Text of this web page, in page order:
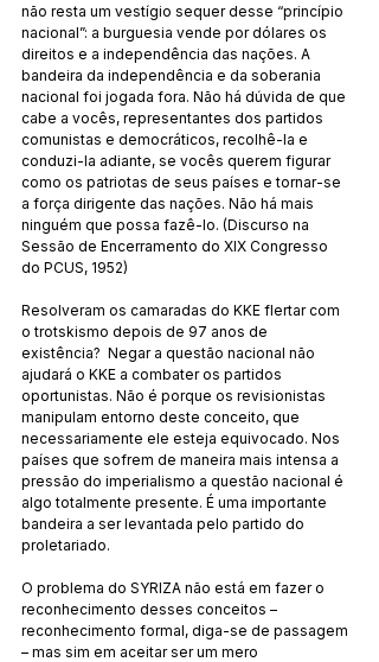
não resta um vestígio sequer desse “princípio
nacional”: a burguesia vende por dólares os
direitos e a independência das nações. A
bandeira da independência e da soberania
nacional foi jogada fora. Não há dúvida de que
cabe a vocês, representantes dos partidos
comunistas e democráticos, recolhê-la e
conduzi-la adiante, se vocês querem figurar
como os patriotas de seus países e tornar-se
a força dirigente das nações. Não há mais
ninguém que possa fazê-lo. (Discurso na
Sessão de Encerramento do XIX Congresso
do PCUS, 1952)
Resolveram os camaradas do KKE flertar com
o trotskismo depois de 97 anos de
existência?  Negar a questão nacional não
ajudará o KKE a combater os partidos
oportunistas. Não é porque os revisionistas
manipulam entorno deste conceito, que
necessariamente ele esteja equivocado. Nos
países que sofrem de maneira mais intensa a
pressão do imperialismo a questão nacional é
algo totalmente presente. É uma importante
bandeira a ser levantada pelo partido do
proletariado.
O problema do SYRIZA não está em fazer o
reconhecimento desses conceitos –
reconhecimento formal, diga-se de passagem
– mas sim em aceitar ser um mero